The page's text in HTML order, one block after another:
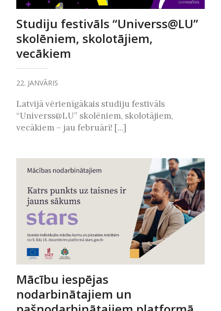
Studiju festivāls “Universs@LU”
skolēniem, skolotājiem,
vecākiem
22. JANVĀRIS
Latvijā vērienīgākais studiju festivāls
“Universs@LU” skolēniem, skolotājiem,
vecākiem – jau februārī! [...]
Mācību iespējas
nodarbinātajiem un